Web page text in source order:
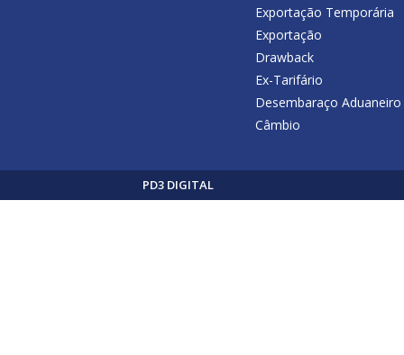
Exportação Temporária
Exportação
Drawback
Ex-Tarifário
Desembaraço Aduaneiro
Câmbio
PD3 DIGITAL